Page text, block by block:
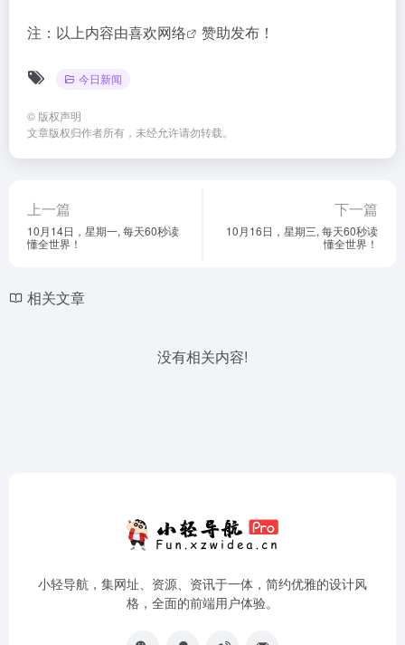
注：以上内容由喜欢网络 赞助发布！
今日新闻
© 版权声明
文章版权归作者所有，未经允许请勿转载。
上一篇
10月14日，星期一, 每天60秒读
懂全世界！
下一篇
10月16日，星期三, 每天60秒读
懂全世界！
相关文章
没有相关内容!
小轻导航，集网址、资源、资讯于一体，简约优雅的设计风
格，全面的前端用户体验。